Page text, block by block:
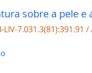
LIV-7.031.3(81):391.91